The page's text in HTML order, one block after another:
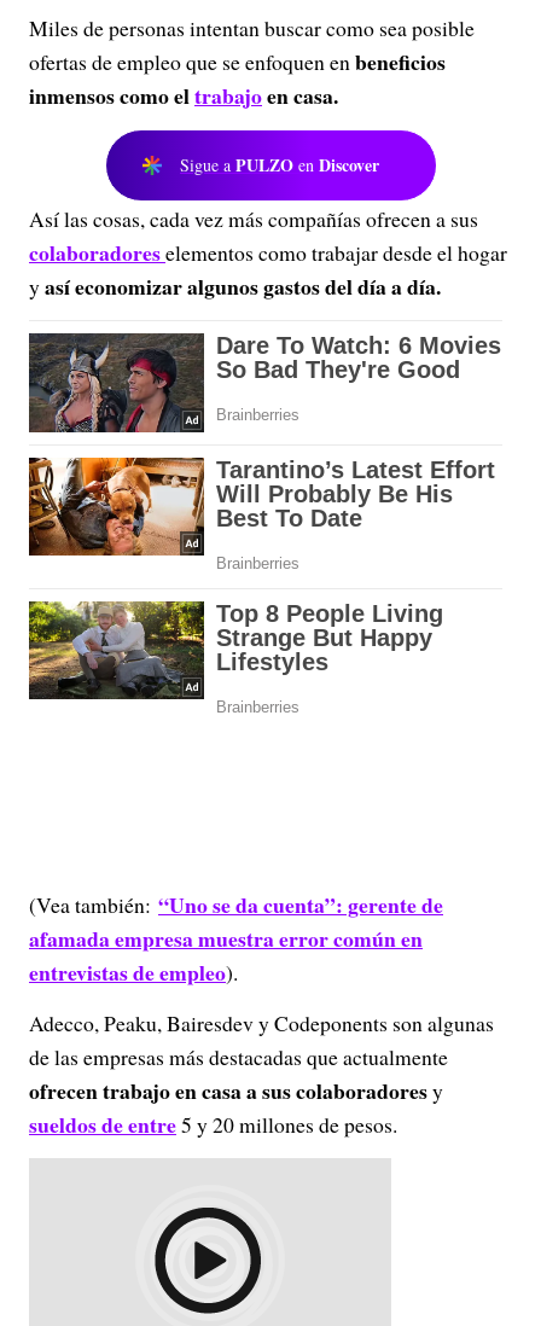
Miles de personas intentan buscar como sea posible
ofertas de empleo que se enfoquen enbeneficios
inmensos como eltrabajoen casa.
Sigue a PULZO en Discover
Así las cosas, cada vez más compañías ofrecen a sus
colaboradoreselementos como trabajar desde el hogar
yasí economizar algunos gastos del día a día.
(Vea también: “Uno se da cuenta”: gerente de
afamada empresa muestra error común en
entrevistas de empleo).
Adecco, Peaku, Bairesdev y Codeponents son algunas
de las empresas más destacadas que actualmente
ofrecen trabajo en casa a sus colaboradoresy
sueldos de entre5 y 20 millones de pesos.